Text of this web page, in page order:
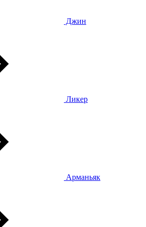
Джин
Ликер
Арманьяк